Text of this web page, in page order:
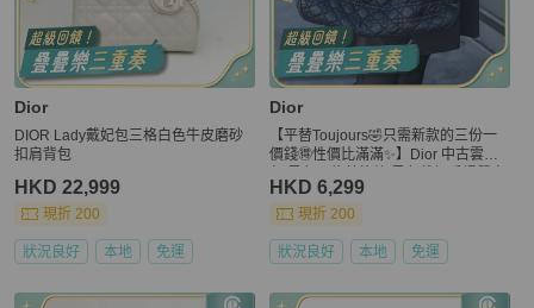
Dior
DIOR Lady戴妃包三格白色牛皮磨砂
扣肩背包
HKD 22,999
現折 200
狀況良好 本地 免運
Dior
【平替Toujours🤣只需新款的三份一
價錢🉐性價比滿滿✨】Dior 中古雲朵
包
HKD 6,299
現折 200
狀況良好 本地 免運